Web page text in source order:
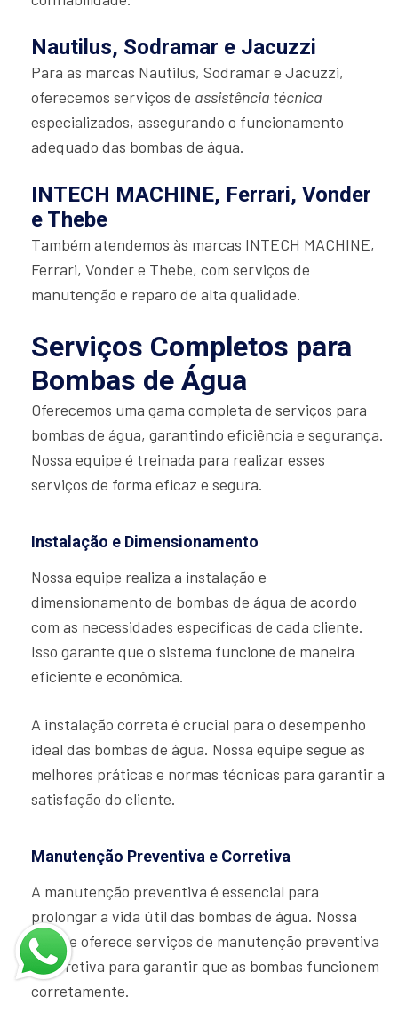
Nautilus, Sodramar e Jacuzzi
Para as marcas Nautilus, Sodramar e Jacuzzi,
oferecemos serviços de assistência técnica
especializados, assegurando o funcionamento
adequado das bombas de água.
INTECH MACHINE, Ferrari, Vonder
e Thebe
Também atendemos às marcas INTECH MACHINE,
Ferrari, Vonder e Thebe, com serviços de
manutenção e reparo de alta qualidade.
Serviços Completos para
Bombas de Água
Oferecemos uma gama completa de serviços para
bombas de água, garantindo eficiência e segurança.
Nossa equipe é treinada para realizar esses
serviços de forma eficaz e segura.
Instalação e Dimensionamento
Nossa equipe realiza a instalação e
dimensionamento de bombas de água de acordo
com as necessidades específicas de cada cliente.
Isso garante que o sistema funcione de maneira
eficiente e econômica.
A instalação correta é crucial para o desempenho
ideal das bombas de água. Nossa equipe segue as
melhores práticas e normas técnicas para garantir a
satisfação do cliente.
Manutenção Preventiva e Corretiva
A manutenção preventiva é essencial para
prolongar a vida útil das bombas de água. Nossa
equipe oferece serviços de manutenção preventiva
e corretiva para garantir que as bombas funcionem
corretamente.